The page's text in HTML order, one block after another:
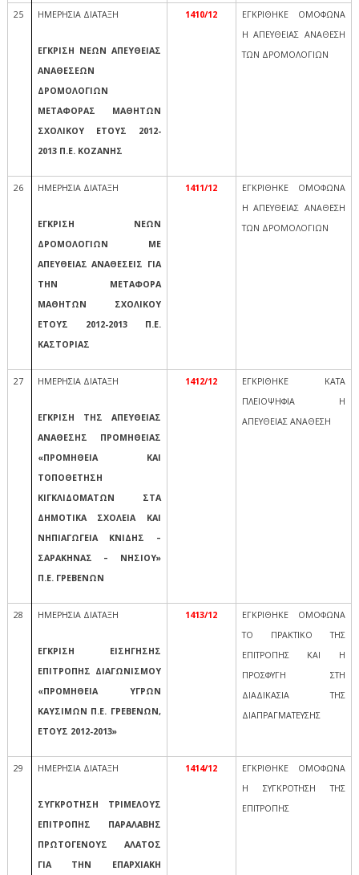
25 ΗΜΕΡΗΣΙΑ ΔΙΑΤΑΞΗ
ΕΓΚΡΙΣΗ ΝΕΩΝ ΑΠΕΥΘΕΙΑΣ
ΑΝΑΘΕΣΕΩΝ
ΔΡΟΜΟΛΟΓΙΩΝ
ΜΕΤΑΦΟΡΑΣ ΜΑΘΗΤΩΝ
ΣΧΟΛΙΚΟΥ ΕΤΟΥΣ 2012-
2013 Π.Ε. ΚΟΖΑΝΗΣ
1410/12
ΕΓΚΡΙΘΗΚΕ ΟΜΟΦΩΝΑ
Η ΑΠΕΥΘΕΙΑΣ ΑΝΑΘΕΣΗ
ΤΩΝ ΔΡΟΜΟΛΟΓΙΩΝ
26 ΗΜΕΡΗΣΙΑ ΔΙΑΤΑΞΗ
ΕΓΚΡΙΣΗ ΝΕΩΝ
ΔΡΟΜΟΛΟΓΙΩΝ ΜΕ
ΑΠΕΥΘΕΙΑΣ ΑΝΑΘΕΣΕΙΣ ΓΙΑ
ΤΗΝ ΜΕΤΑΦΟΡΑ
ΜΑΘΗΤΩΝ ΣΧΟΛΙΚΟΥ
ΕΤΟΥΣ 2012-2013 Π.Ε.
ΚΑΣΤΟΡΙΑΣ
1411/12
ΕΓΚΡΙΘΗΚΕ ΟΜΟΦΩΝΑ
Η ΑΠΕΥΘΕΙΑΣ ΑΝΑΘΕΣΗ
ΤΩΝ ΔΡΟΜΟΛΟΓΙΩΝ
27 ΗΜΕΡΗΣΙΑ ΔΙΑΤΑΞΗ
ΕΓΚΡΙΣΗ ΤΗΣ ΑΠΕΥΘΕΙΑΣ
ΑΝΑΘΕΣΗΣ ΠΡΟΜΗΘΕΙΑΣ
«ΠΡΟΜΗΘΕΙΑ ΚΑΙ
ΤΟΠΟΘΕΤΗΣΗ
ΚΙΓΚΛΙΔΟΜΑΤΩΝ ΣΤΑ
ΔΗΜΟΤΙΚΑ ΣΧΟΛΕΙΑ ΚΑΙ
ΝΗΠΙΑΓΩΓΕΙΑ ΚΝΙΔΗΣ –
ΣΑΡΑΚΗΝΑΣ – ΝΗΣΙΟΥ»
Π.Ε. ΓΡΕΒΕΝΩΝ
1412/12
ΕΓΚΡΙΘΗΚΕ ΚΑΤΑ
ΠΛΕΙΟΨΗΦΙΑ Η
ΑΠΕΥΘΕΙΑΣ ΑΝΑΘΕΣΗ
28 ΗΜΕΡΗΣΙΑ ΔΙΑΤΑΞΗ
ΕΓΚΡΙΣΗ ΕΙΣΗΓΗΣΗΣ
ΕΠΙΤΡΟΠΗΣ ΔΙΑΓΩΝΙΣΜΟΥ
«ΠΡΟΜΗΘΕΙΑ ΥΓΡΩΝ
ΚΑΥΣΙΜΩΝ Π.Ε. ΓΡΕΒΕΝΩΝ,
ΕΤΟΥΣ 2012-2013»
1413/12
ΕΓΚΡΙΘΗΚΕ ΟΜΟΦΩΝΑ
ΤΟ ΠΡΑΚΤΙΚΟ ΤΗΣ
ΕΠΙΤΡΟΠΗΣ ΚΑΙ Η
ΠΡΟΣΦΥΓΗ ΣΤΗ
ΔΙΑΔΙΚΑΣΙΑ ΤΗΣ
ΔΙΑΠΡΑΓΜΑΤΕΥΣΗΣ
29 ΗΜΕΡΗΣΙΑ ΔΙΑΤΑΞΗ
ΣΥΓΚΡΟΤΗΣΗ ΤΡΙΜΕΛΟΥΣ
ΕΠΙΤΡΟΠΗΣ ΠΑΡΑΛΑΒΗΣ
ΠΡΩΤΟΓΕΝΟΥΣ ΑΛΑΤΟΣ
ΓΙΑ ΤΗΝ ΕΠΑΡΧΙΑΚΗ
1414/12
ΕΓΚΡΙΘΗΚΕ ΟΜΟΦΩΝΑ
Η ΣΥΓΚΡΟΤΗΣΗ ΤΗΣ
ΕΠΙΤΡΟΠΗΣ